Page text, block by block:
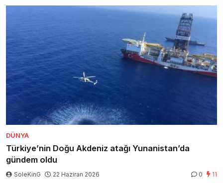
DÜNYA
Türkiye’nin Doğu Akdeniz atağı Yunanistan’da
gündem oldu
SoleKinG 22 Haziran 2026 0 11